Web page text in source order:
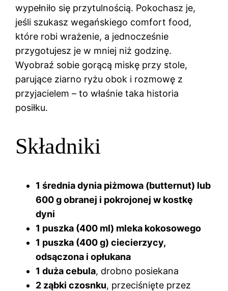
wypełniło się przytulnością. Pokochasz je,
jeśli szukasz wegańskiego comfort food,
które robi wrażenie, a jednocześnie
przygotujesz je w mniej niż godzinę.
Wyobraź sobie gorącą miskę przy stole,
parujące ziarno ryżu obok i rozmowę z
przyjacielem – to właśnie taka historia
posiłku.
Składniki
1 średnia dynia piżmowa (butternut) lub
600 g obranej i pokrojonej w kostkę
dyni
1 puszka (400 ml) mleka kokosowego
1 puszka (400 g) ciecierzycy,
odsączona i opłukana
1 duża cebula, drobno posiekana
2 ząbki czosnku, przeciśnięte przez